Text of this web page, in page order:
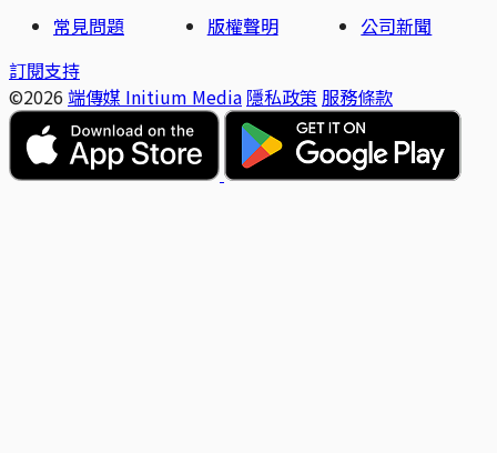
常見問題
版權聲明
公司新聞
訂閱支持
©2026 端傳媒 Initium Media 隱私政策 服務條款